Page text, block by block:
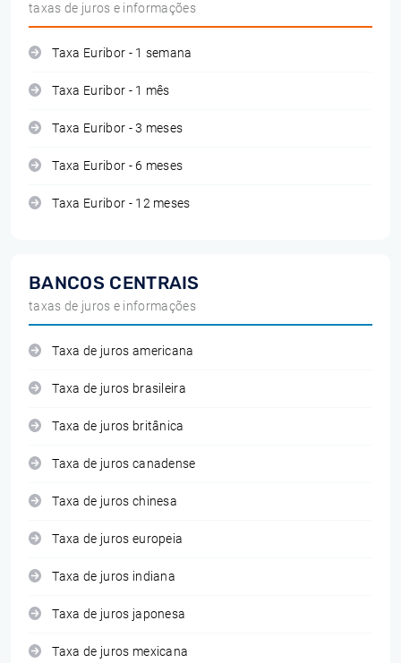
taxas de juros e informações
Taxa Euribor - 1 semana
Taxa Euribor - 1 mês
Taxa Euribor - 3 meses
Taxa Euribor - 6 meses
Taxa Euribor - 12 meses
BANCOS CENTRAIS
taxas de juros e informações
Taxa de juros americana
Taxa de juros brasileira
Taxa de juros britânica
Taxa de juros canadense
Taxa de juros chinesa
Taxa de juros europeia
Taxa de juros indiana
Taxa de juros japonesa
Taxa de juros mexicana